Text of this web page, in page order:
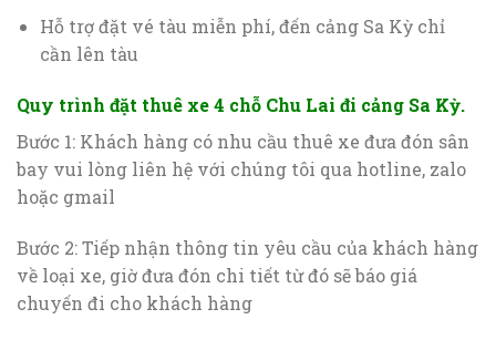
Hỗ trợ đặt vé tàu miễn phí, đến cảng Sa Kỳ chỉ
cần lên tàu
Quy trình đặt thuê xe 4 chỗ Chu Lai đi cảng Sa Kỳ.
Bước 1: Khách hàng có nhu cầu thuê xe đưa đón sân
bay vui lòng liên hệ với chúng tôi qua hotline, zalo
hoặc gmail
Bước 2: Tiếp nhận thông tin yêu cầu của khách hàng
về loại xe, giờ đưa đón chi tiết từ đó sẽ báo giá
chuyến đi cho khách hàng